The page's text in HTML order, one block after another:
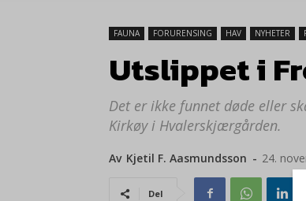
FAUNA FORURENSING HAV NYHETER
Utslippet i
Det er ikke funnet døde eller
Kirkøy i Hvalerskjærgården.
Av Kjetil F. Aasmundsson - 24.
Del